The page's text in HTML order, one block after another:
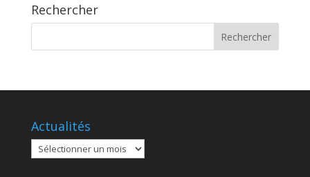
Rechercher
Actualités
Actualités